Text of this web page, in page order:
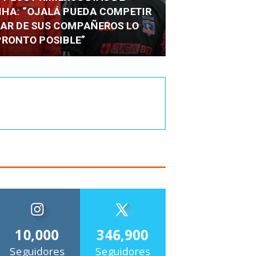
“OJALÁ PUEDA COMPETIR
DE SUS COMPAÑEROS LO
POSIBLE”
10,000
Seguidores
346,900
Seguidores